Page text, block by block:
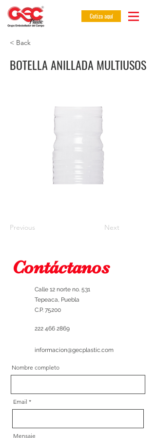
Cotiza aquí
< Back
BOTELLA ANILLADA MULTIUSOS
Previous Next
Contáctanos
Calle 12 norte no. 531
Tepeaca, Puebla
C.P. 75200
222 466 2869
informacion@gecplastic.com
Nombre completo
Email
Mensaje